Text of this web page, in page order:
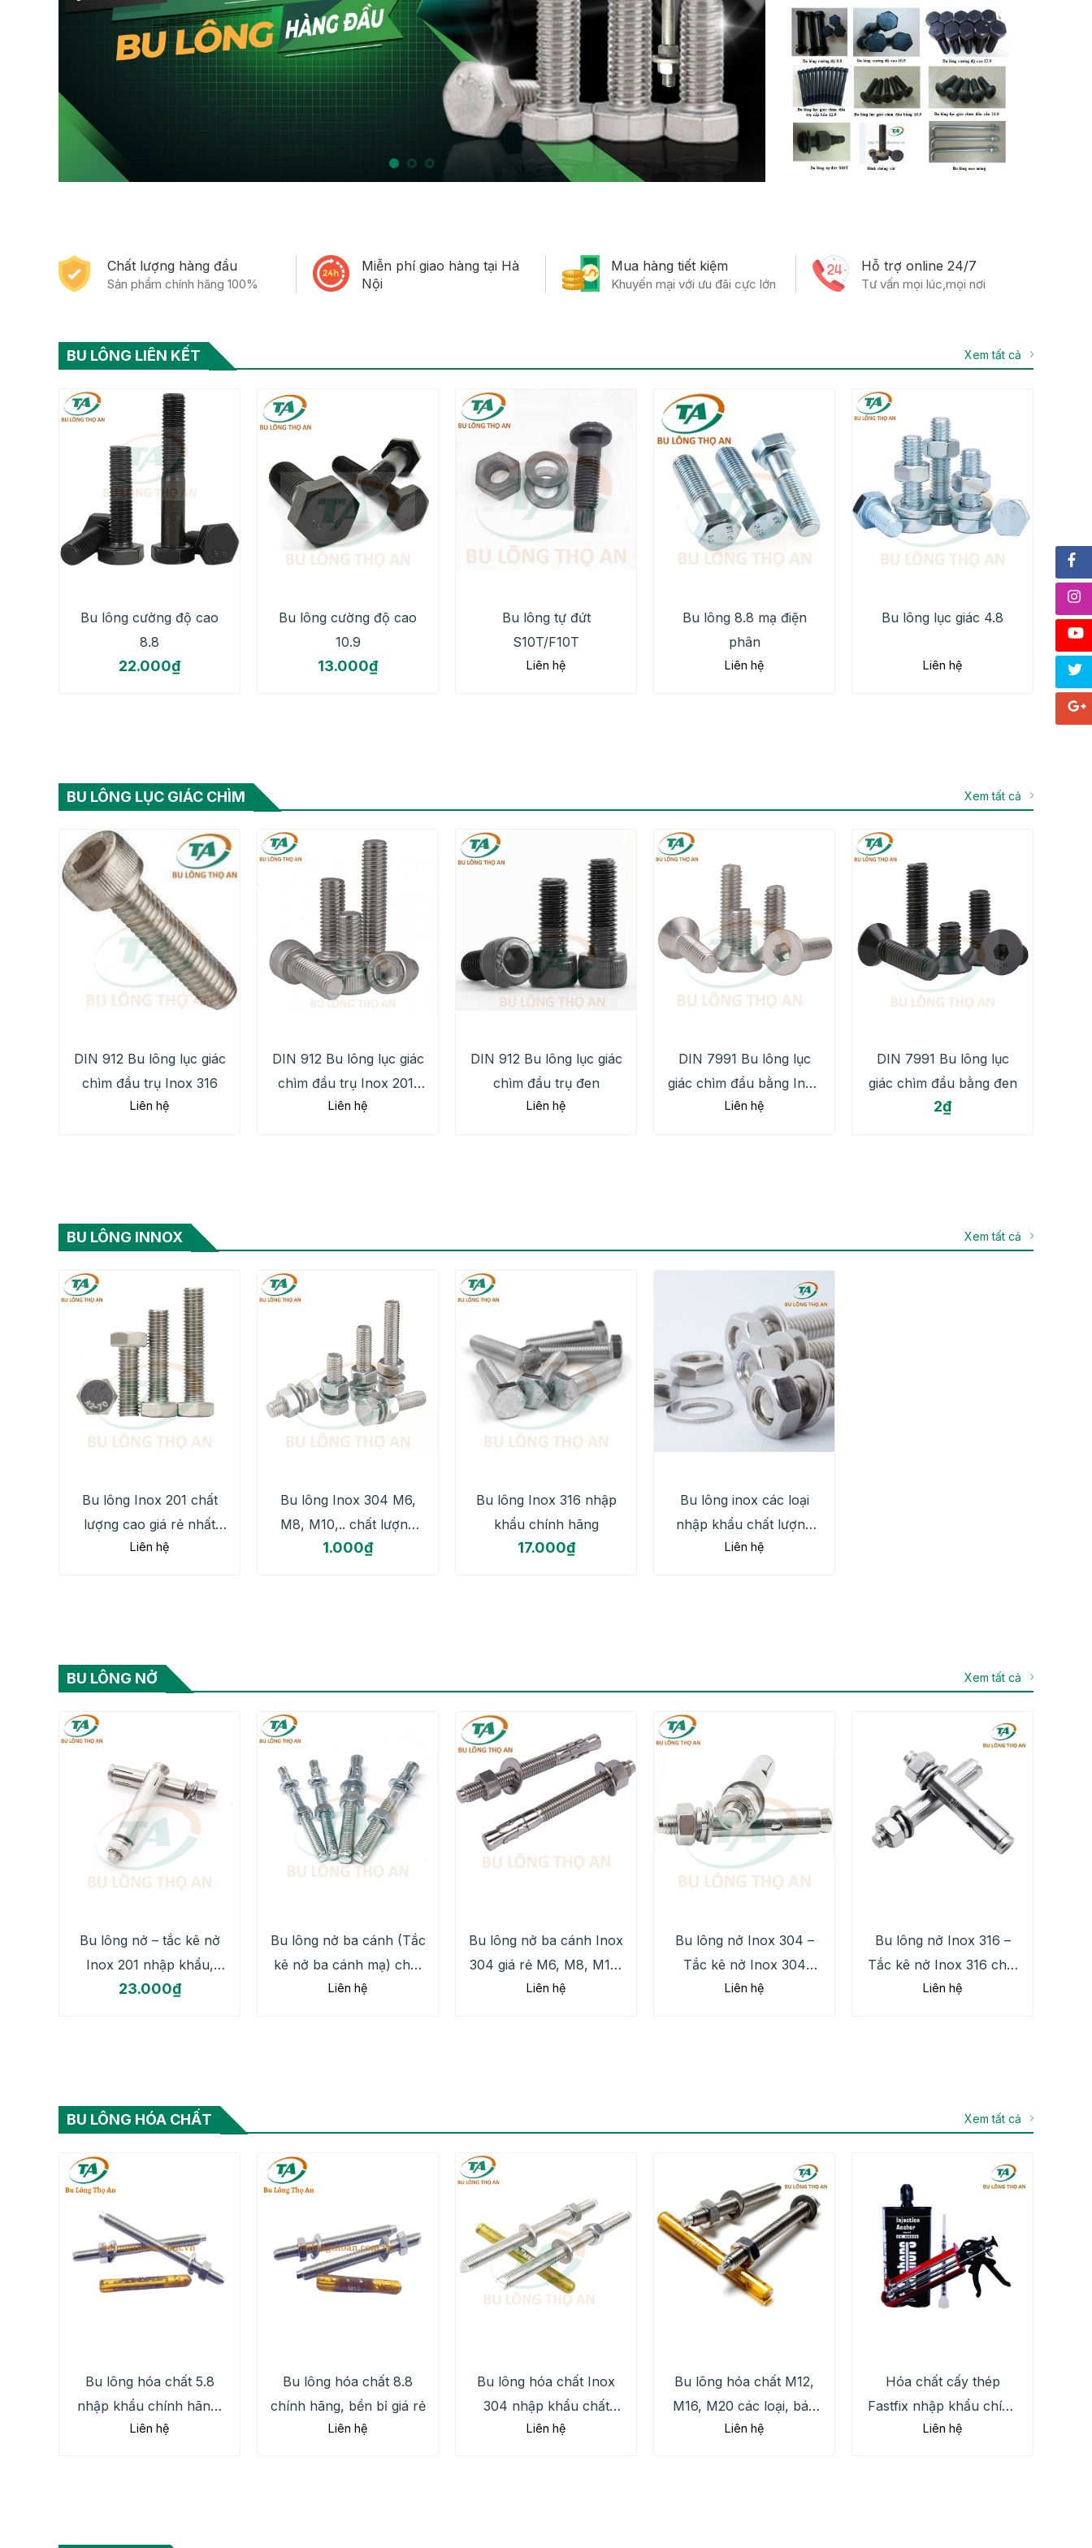
Chất lượng hàng đầu
Sản phẩm chính hãng 100%
Miễn phí giao hàng tại Hà
Nội
Mua hàng tiết kiệm
Khuyến mại với ưu đãi cực lớn
Hỗ trợ online 24/7
Tư vấn mọi lúc,mọi nơi
BU LÔNG LIÊN KẾT Xem tất cả
Bu lông cường độ cao
8.8
22.000₫
Bu lông cường độ cao
10.9
13.000₫
Bu lông tự đứt
S10T/F10T
Liên hệ
Bu lông 8.8 mạ điện
phân
Liên hệ
Bu lông lục giác 4.8
Liên hệ
BU LÔNG LỤC GIÁC CHÌM Xem tất cả
DIN 912 Bu lông lục giác
chìm đầu trụ Inox 316
Liên hệ
DIN 912 Bu lông lục giác
chìm đầu trụ Inox 201,
304, 316
Liên hệ
DIN 912 Bu lông lục giác
chìm đầu trụ đen
Liên hệ
DIN 7991 Bu lông lục
giác chìm đầu bằng Inox
201, 304, 316, 316L
Liên hệ
DIN 7991 Bu lông lục
giác chìm đầu bằng đen
2₫
BU LÔNG INNOX Xem tất cả
Bu lông Inox 201 chất
lượng cao giá rẻ nhất
2026
Liên hệ
Bu lông Inox 304 M6,
M8, M10,.. chất lượng
cao, báo giá chi tiết
1.000₫
Bu lông Inox 316 nhập
khẩu chính hãng
17.000₫
Bu lông inox các loại
nhập khẩu chất lượng
cao, giá chỉ từ 3.000đ
Liên hệ
BU LÔNG NỞ Xem tất cả
Bu lông nở – tắc kê nở
Inox 201 nhập khẩu,
chất lượng, giá rẻ
23.000₫
Bu lông nở ba cánh (Tắc
kê nở ba cánh mạ) chất
lượng cao
Liên hệ
Bu lông nở ba cánh Inox
304 giá rẻ M6, M8, M10,
M12, M16
Liên hệ
Bu lông nở Inox 304 –
Tắc kê nở Inox 304
chính hãng cao cấp, giá
Liên hệ
Bu lông nở Inox 316 –
Tắc kê nở Inox 316 chất
lượng cao giá tốt
Liên hệ
BU LÔNG HÓA CHẤT Xem tất cả
Bu lông hóa chất 5.8
nhập khẩu chính hãng,
số lượng lớn giá tốt
Liên hệ
Bu lông hóa chất 8.8
chính hãng, bền bỉ giá rẻ
Liên hệ
Bu lông hóa chất Inox
304 nhập khẩu chất
lượng cao, giá rẻ, uy tín
Liên hệ
Bu lông hóa chất M12,
M16, M20 các loại, báo
giá chi tiết hôm nay
Liên hệ
Hóa chất cấy thép
Fastfix nhập khẩu chính
hãng, giá tốt
Liên hệ